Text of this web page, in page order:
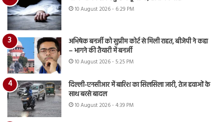
10 August 2026 - 6:29 PM
अभिषेक बनर्जी को सुप्रीम कोर्ट से मिली राहत, बीजेपी ने कहा
– भागने की तैयारी में बनर्जी
10 August 2026 - 5:25 PM
दिल्ली-एनसीआर में बारिश का सिलसिला जारी, तेज हवाओं के
साथ बरसे बादल
10 August 2026 - 4:39 PM